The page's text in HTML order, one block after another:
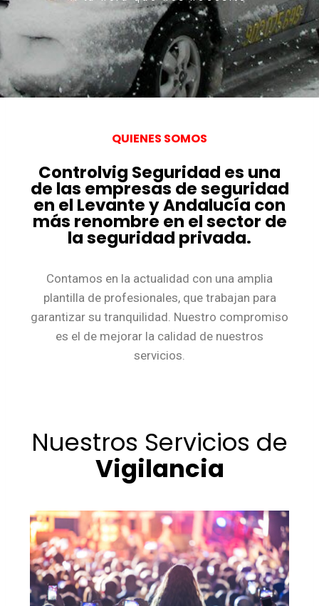
QUIENES SOMOS
Controlvig Seguridad es una
de las empresas de seguridad
en el Levante y Andalucía con
más renombre en el sector de
la seguridad privada.
Contamos en la actualidad con una amplia
plantilla de profesionales, que trabajan para
garantizar su tranquilidad. Nuestro compromiso
es el de mejorar la calidad de nuestros
servicios.
Nuestros Servicios de
Vigilancia